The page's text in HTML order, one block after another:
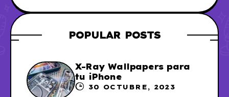
POPULAR POSTS
X-Ray Wallpapers para
tu iPhone
30 OCTUBRE, 2023